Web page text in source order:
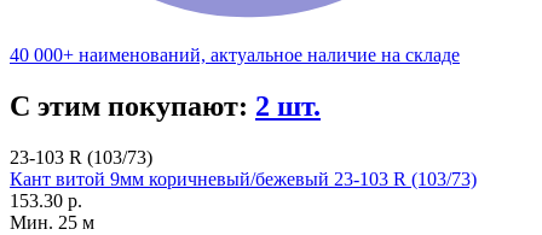
40 000+ наименований, актуальное наличие на складе
С этим покупают: 2 шт.
23-103 R (103/73)
Кант витой 9мм коричневый/бежевый 23-103 R (103/73)
153.30 р.
Мин. 25 м